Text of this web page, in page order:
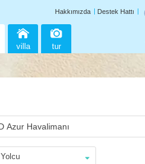
Hakkımızda Destek Hattı
villa tur
Yolcu